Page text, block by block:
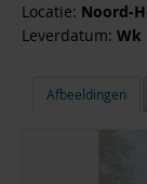
Locatie: Noord-
Leverdatum: Wk
Afbeeldingen